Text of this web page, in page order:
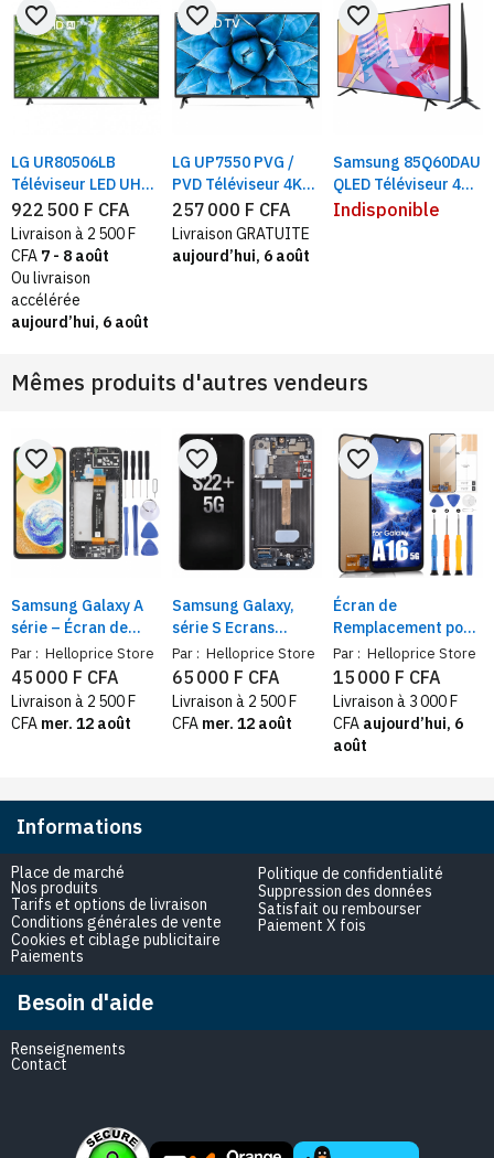
LG UR80506LB
Téléviseur LED UHD
4K 86" , ThinQ AI TV,
Smart TV Noir,
Processeur a7
favorite_border
922 500 F CFA
Livraison à 2 500 F
CFA 7 - 8 août
Ou livraison
accélérée
aujourd’hui, 6 août
LG UP7550 PVG /
PVD Téléviseur 4K
43" / 50" UHD Smart
LED TV
favorite_border
257 000 F CFA
Livraison GRATUITE
aujourd’hui, 6 août
Samsung 85Q60DAU
QLED Téléviseur 4K
HDR Smart TV |
favorite_border
Indisponible
Mêmes produits d'autres vendeurs
Samsung Galaxy A
série – Écran de
Rechange avec
cadre Intégré
Compatible + Outils
Par : Helloprice Store
favorite_border
45 000 F CFA
Livraison à 2 500 F
CFA mer. 12 août
Samsung Galaxy,
série S Ecrans
originaux OLED de
rechange
Par : Helloprice Store
favorite_border
65 000 F CFA
Livraison à 2 500 F
CFA mer. 12 août
Écran de
Remplacement pour
Samsung Galaxy A16
5G – Compatible
SM-A166B / SM-
A166P / SM-A166E
Par : Helloprice Store
favorite_border
15 000 F CFA
Livraison à 3 000 F
CFA aujourd’hui, 6
août
Informations
Place de marché
Nos produits
Tarifs et options de livraison
Conditions générales de vente
Cookies et ciblage publicitaire
Paiements
Politique de confidentialité
Suppression des données
Satisfait ou rembourser
Paiement X fois
Besoin d'aide
Renseignements
Contact